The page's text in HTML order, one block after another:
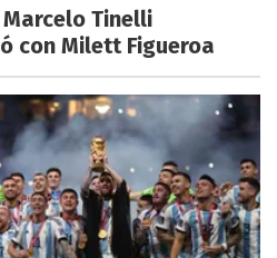
Tinelli
con Milett Figueroa